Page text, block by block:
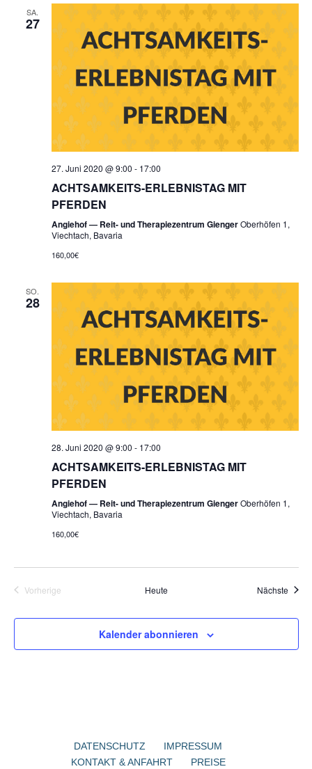
SA.
27
27. Juni 2020 @ 9:00 - 17:00
ACHTSAMKEITS-ERLEBNISTAG MIT
PFERDEN
Angiehof — Reit- und Therapiezentrum GiengerOberhöfen 1,
Viechtach, Bavaria
160,00€
SO.
28
28. Juni 2020 @ 9:00 - 17:00
ACHTSAMKEITS-ERLEBNISTAG MIT
PFERDEN
Angiehof — Reit- und Therapiezentrum GiengerOberhöfen 1,
Viechtach, Bavaria
160,00€
Vorherige
Heute Nächste
Kalender abonnieren
DATENSCHUTZ
IMPRESSUM
KONTAKT & ANFAHRT
PREISE